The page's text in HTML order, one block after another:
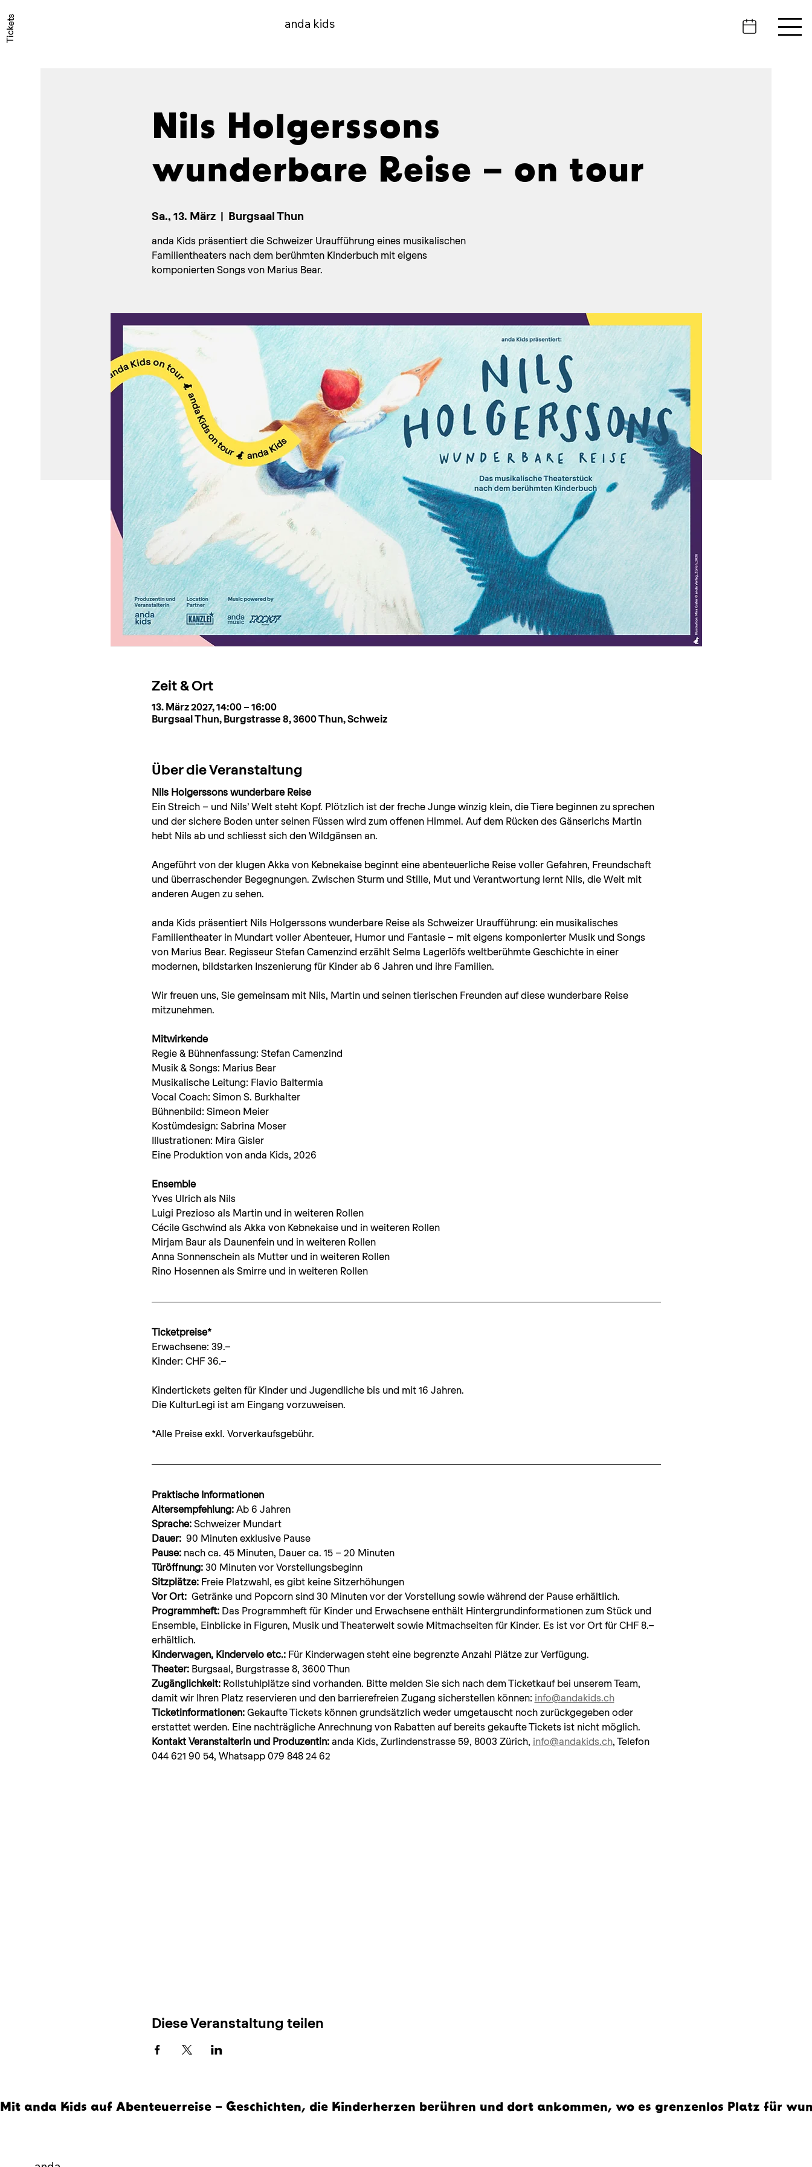
Tickets anda kids
Nils Holgerssons
wunderbare Reise – on tour
Sa., 13. März
  |
Burgsaal Thun
anda Kids präsentiert die Schweizer Uraufführung eines musikalischen
Familientheaters nach dem berühmten Kinderbuch mit eigens
komponierten Songs von Marius Bear.
Zeit & Ort
13. März 2027, 14:00 – 16:00
Burgsaal Thun, Burgstrasse 8, 3600 Thun, Schweiz
Über die Veranstaltung
Nils Holgerssons wunderbare Reise
Ein Streich – und Nils’ Welt steht Kopf. Plötzlich ist der freche Junge winzig klein, die Tiere beginnen zu sprechen
und der sichere Boden unter seinen Füssen wird zum offenen Himmel. Auf dem Rücken des Gänserichs Martin
hebt Nils ab und schliesst sich den Wildgänsen an.
Angeführt von der klugen Akka von Kebnekaise beginnt eine abenteuerliche Reise voller Gefahren, Freundschaft
und überraschender Begegnungen. Zwischen Sturm und Stille, Mut und Verantwortung lernt Nils, die Welt mit
anderen Augen zu sehen.
anda Kids präsentiert Nils Holgerssons wunderbare Reise als Schweizer Uraufführung: ein musikalisches
Familientheater in Mundart voller Abenteuer, Humor und Fantasie – mit eigens komponierter Musik und Songs
von Marius Bear. Regisseur Stefan Camenzind erzählt Selma Lagerlöfs weltberühmte Geschichte in einer
modernen, bildstarken Inszenierung für Kinder ab 6 Jahren und ihre Familien.
Wir freuen uns, Sie gemeinsam mit Nils, Martin und seinen tierischen Freunden auf diese wunderbare Reise
mitzunehmen.
Mitwirkende
Regie & Bühnenfassung: Stefan Camenzind
Musik & Songs: Marius Bear
Musikalische Leitung: Flavio Baltermia
Vocal Coach: Simon S. Burkhalter
Bühnenbild: Simeon Meier
Kostümdesign: Sabrina Moser
Illustrationen: Mira Gisler
Eine Produktion von anda Kids, 2026
Ensemble
Yves Ulrich als Nils
Luigi Prezioso als Martin und in weiteren Rollen
Cécile Gschwind als Akka von Kebnekaise und in weiteren Rollen
Mirjam Baur als Daunenfein und in weiteren Rollen
Anna Sonnenschein als Mutter und in weiteren Rollen
Rino Hosennen als Smirre und in weiteren Rollen
Ticketpreise*
Erwachsene: 39.–
Kinder: CHF 36.–
Kindertickets gelten für Kinder und Jugendliche bis und mit 16 Jahren.
Die KulturLegi ist am Eingang vorzuweisen.
*Alle Preise exkl. Vorverkaufsgebühr.
Praktische Informationen
Altersempfehlung: Ab 6 Jahren
Sprache: Schweizer Mundart
Dauer: 90 Minuten exklusive Pause
Pause: nach ca. 45 Minuten, Dauer ca. 15 – 20 Minuten
Türöffnung: 30 Minuten vor Vorstellungsbeginn
Sitzplätze: Freie Platzwahl, es gibt keine Sitzerhöhungen
Vor Ort: Getränke und Popcorn sind 30 Minuten vor der Vorstellung sowie während der Pause erhältlich.
Programmheft: Das Programmheft für Kinder und Erwachsene enthält Hintergrundinformationen zum Stück und
Ensemble, Einblicke in Figuren, Musik und Theaterwelt sowie Mitmachseiten für Kinder. Es ist vor Ort für CHF 8.–
erhältlich.
Kinderwagen, Kindervelo etc.: Für Kinderwagen steht eine begrenzte Anzahl Plätze zur Verfügung.
Theater: Burgsaal, Burgstrasse 8, 3600 Thun
Zugänglichkeit: Rollstuhlplätze sind vorhanden. Bitte melden Sie sich nach dem Ticketkauf bei unserem Team,
damit wir Ihren Platz reservieren und den barrierefreien Zugang sicherstellen können: info@andakids.ch
Ticketinformationen: Gekaufte Tickets können grundsätzlich weder umgetauscht noch zurückgegeben oder
erstattet werden. Eine nachträgliche Anrechnung von Rabatten auf bereits gekaufte Tickets ist nicht möglich.
Kontakt Veranstalterin und Produzentin: anda Kids, Zurlindenstrasse 59, 8003 Zürich, info@andakids.ch, Telefon
044 621 90 54, Whatsapp 079 848 24 62
Diese Veranstaltung teilen
Mit anda Kids auf Abenteuerreise – Geschichten, die Kinderherzen berühren und dort ankommen, wo es grenzenlos Platz für